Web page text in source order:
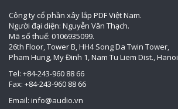
Công ty cổ phần xây lắp PDF Việt Nam.
Người đại diện: Nguyễn Văn Thạch.
Mã số thuế: 0106935099.
26th Floor, Tower B, HH4 Song Da Twin Tower,
Pham Hung, My Đinh 1, Nam Tu Liem Dist., Hanoi
Tel: +84-243-960 88 66
Fax: +84-243-960 88 66
Email: info@audio.vn